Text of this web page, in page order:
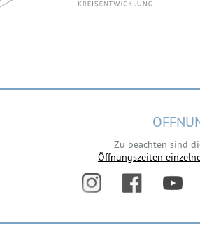
Zu beachten sind
Öffnungszeiten